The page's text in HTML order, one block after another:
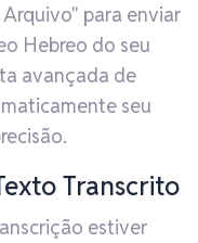
para enviar
Hebreo do seu
avançada de
seu
Transcrito
estiver